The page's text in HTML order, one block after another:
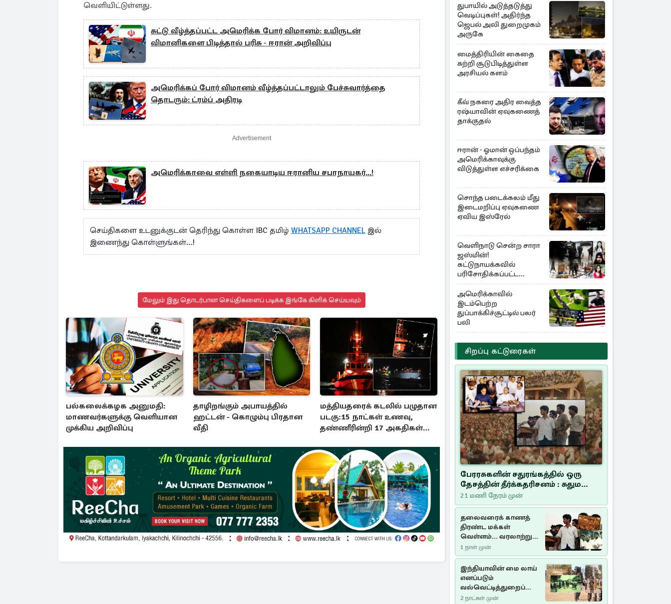
வெளியிட்டுள்ளது.
சுட்டு வீழ்த்தப்பட்ட அமெரிக்க போர் விமானம்: உயிருடன்
விமானிகளை பிடித்தால் பரிசு - ஈரான் அறிவிப்பு
அமெரிக்கப் போர் விமானம் வீழ்த்தப்பட்டாலும் பேச்சுவார்த்தை
தொடரும்: ட்ரம்ப் அதிரடி
Advertisement
அமெரிக்காவை எள்ளி நகையாடிய ஈரானிய சபாநாயகர்...!
செய்திகளை உடனுக்குடன் தெரிந்து கொள்ள IBC தமிழ் WHATSAPP CHANNEL இல்
இணைந்து கொள்ளுங்கள்...!
மேலும் இது தொடர்பான செய்திகளைப் படிக்க இங்கே கிளிக் செய்யவும்
பல்கலைக்கழக அனுமதி:
மாணவர்களுக்கு வெளியான
முக்கிய அறிவிப்பு
தாழிறங்கும் அபாயத்தில்
ஹட்டன் - கொழும்பு பிரதான
வீதி
மத்தியதரைக் கடலில் பழுதான
படகு:15 நாட்கள் உணவு,
தண்ணீரின்றி 17 அகதிகள்
துபாயில் அடுத்தடுத்து
வெடிப்புகள்! அதிர்ந்த
ஜெபல் அலி துறைமுகம்
அருகே
மைத்திரியின் கைதை
சுற்றி சூடுபிடித்துள்ள
அரசியல் களம்
கீவ் நகரை அதிர வைத்த
ரஷ்யாவின் ஏவுகணைத்
தாக்குதல்
ஈரான் - ஓமான் ஒப்பந்தம்
அமெரிக்காவுக்கு
விடுத்துள்ள எச்சரிக்கை
சொந்த படைக்கலம் மீது
இடைமறிப்பு ஏவுகணை
ஏவிய இஸ்ரேல்
வெளிநாடு சென்ற சாரா
ஜஸ்மின்!
கட்டுநாயக்கவில்
பரிசோதிக்கப்பட்ட
CCTVவில்
வெளிச்சத்துக்கு வந்த
தகவல்
அமெரிக்காவில்
இடம்பெற்ற
துப்பாக்கிச்சூட்டில் பலர்
பலி
சிறப்பு கட்டுரைகள்
பேரரசுகளின் சதுரங்கத்தில் ஒரு
தேசத்தின் தீர்க்கதரிசனம் : சுதுமலை
பிரகடனம் ஒரு வரலாற்றுப் பாடம்
21 மணி நேரம் முன்
தலைவரைக் காணத்
திரண்ட மக்கள்
வெள்ளம்... வரலாற்றுச்
சிறப்புமிக்க சுதுமலைப்
பிரகடனம்…
1 நாள் முன்
இந்தியாவின் மை லாய்
எனப்படும்
வல்வெட்டித்துறைப்
படுகொலை…
2 நாட்கள் முன்